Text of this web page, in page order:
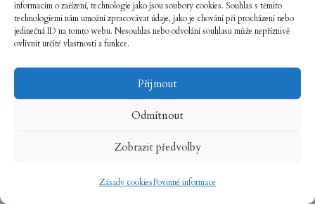
informacím o zařízení, technologie jako jsou soubory cookies. Souhlas s těmito
technologiemi nám umožní zpracovávat údaje, jako je chování při procházení nebo
jedinečná ID na tomto webu. Nesouhlas nebo odvolání souhlasu může nepříznivě
ovlivnit určité vlastnosti a funkce.
Přijmout
Odmítnout
Zobrazit předvolby
Zásady cookiesPovinné informace